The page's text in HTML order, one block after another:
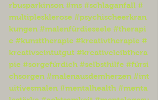
rbusparkinson #ms #schlaganfall #
multiplesklerose #psychischeerkran
kungen #malenfürdieseele #therapi
e #kunsttherapie #kreativtherapie #
kreativseintutgut #kreativeleibthera
pie #sorgefürdich #selbsthilfe #fürsi
chsorgen #malenausdemherzen #int
uitivesmalen #mentalhealth #menta